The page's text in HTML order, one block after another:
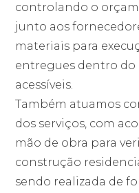
controlando o
junto aos
materiais para
entregues dentro do
acessíveis.
Também atuamos
dos serviços, com
mão de obra para
construção
sendo realizada de